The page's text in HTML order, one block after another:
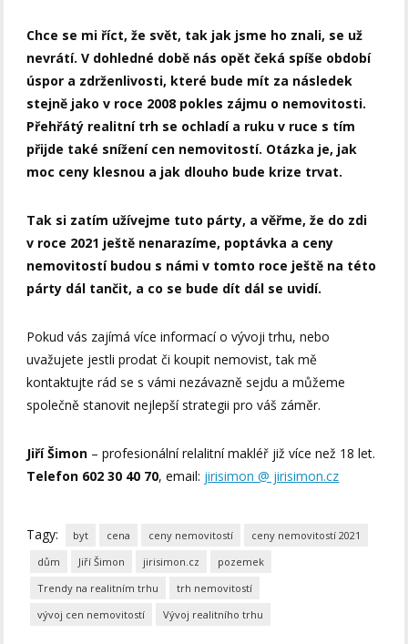
Chce se mi říct, že svět, tak jak jsme ho znali, se už
nevrátí. V dohledné době nás opět čeká spíše období
úspor a zdrženlivosti, které bude mít za následek
stejně jako v roce 2008 pokles zájmu o nemovitosti.
Přehřátý realitní trh se ochladí a ruku v ruce s tím
přijde také snížení cen nemovitostí. Otázka je, jak
moc ceny klesnou a jak dlouho bude krize trvat.
Tak si zatím užívejme tuto párty, a věřme, že do zdi
v roce 2021 ještě nenarazíme, poptávka a ceny
nemovitostí budou s námi v tomto roce ještě na této
párty dál tančit, a co se bude dít dál se uvidí.
Pokud vás zajímá více informací o vývoji trhu, nebo
uvažujete jestli prodat či koupit nemovist, tak mě
kontaktujte rád se s vámi nezávazně sejdu a můžeme
společně stanovit nejlepší strategii pro váš záměr.
Jiří Šimon – profesionální relalitní makléř již více než 18 let.
Telefon 602 30 40 70, email: jirisimon @ jirisimon.cz
Tagy: byt cena ceny nemovitostí
ceny nemovitostí 2021
dům
Jiří Šimon jirisimon.cz
pozemek
Trendy na realitním trhu
trh nemovitostí
vývoj cen nemovitostí
Vývoj realitního trhu